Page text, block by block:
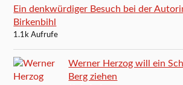
Ein denkwürdiger Besuch bei der
Birkenbihl
1.1k Aufrufe
Werner Herzog will ein
Berg ziehen